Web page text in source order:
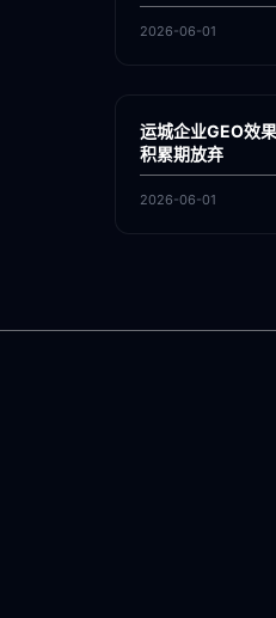
2026-06-01
GEO
运城企业GEO效
积累期放弃
2026-06-01